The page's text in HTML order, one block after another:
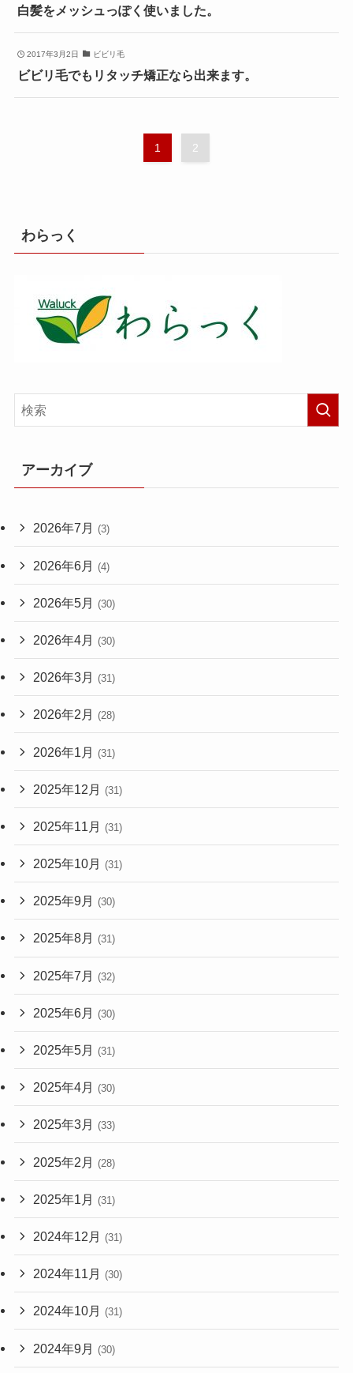
白髪をメッシュっぽく使いました。
2017年3月2日 ビビリ毛
ビビリ毛でもリタッチ矯正なら出来ます。
1 2
わらっく
アーカイブ
2026年7月 (3)
2026年6月 (4)
2026年5月 (30)
2026年4月 (30)
2026年3月 (31)
2026年2月 (28)
2026年1月 (31)
2025年12月 (31)
2025年11月 (31)
2025年10月 (31)
2025年9月 (30)
2025年8月 (31)
2025年7月 (32)
2025年6月 (30)
2025年5月 (31)
2025年4月 (30)
2025年3月 (33)
2025年2月 (28)
2025年1月 (31)
2024年12月 (31)
2024年11月 (30)
2024年10月 (31)
2024年9月 (30)